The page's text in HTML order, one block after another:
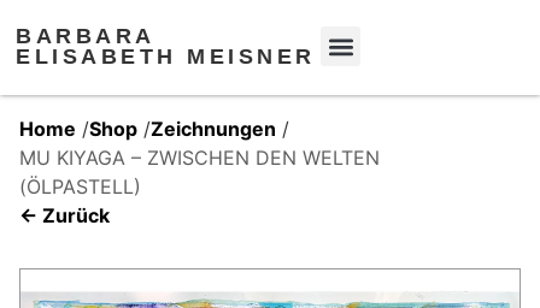
BARBARA
ELISABETH MEISNER
Home /Shop /Zeichnungen /
MU KIYAGA – ZWISCHEN DEN WELTEN
(ÖLPASTELL)
← Zurück